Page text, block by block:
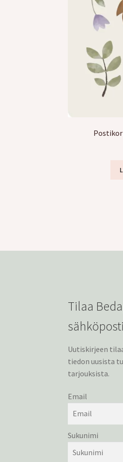
Tilaa
Uutiskirjeen
tiedon uusista
tarjouksista.
Email
Sukunimi